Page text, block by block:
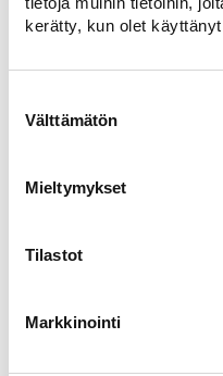
kerätty, kun olet
valinta
Välttämätön
Mieltymykset
Tilastot
Markkinointi
Loistava tuote